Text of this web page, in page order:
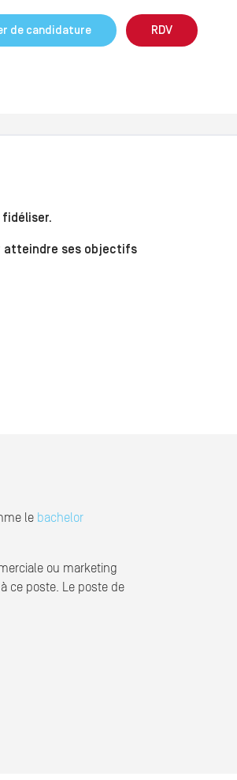
de candidature RDV
atteindre ses objectifs
le bachelor
ou marketing
ce poste. Le poste de